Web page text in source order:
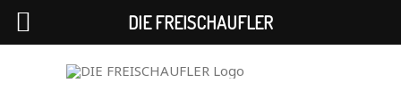
DIE FREISCHAUFLER